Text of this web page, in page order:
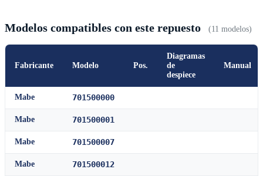
Modelos compatibles con este repuesto (11 modelos)
Fabricante Modelo Pos.
Diagramas
de
despiece
Manual
Mabe 701500000
Mabe 701500001
Mabe 701500007
Mabe 701500012